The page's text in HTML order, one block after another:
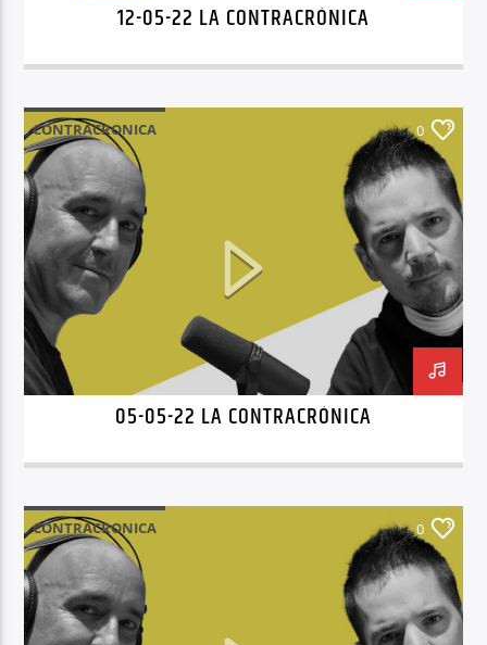
12-05-22 LA CONTRACRÓNICA
CONTRACRONICA 0
05-05-22 LA CONTRACRÓNICA
CONTRACRONICA 0